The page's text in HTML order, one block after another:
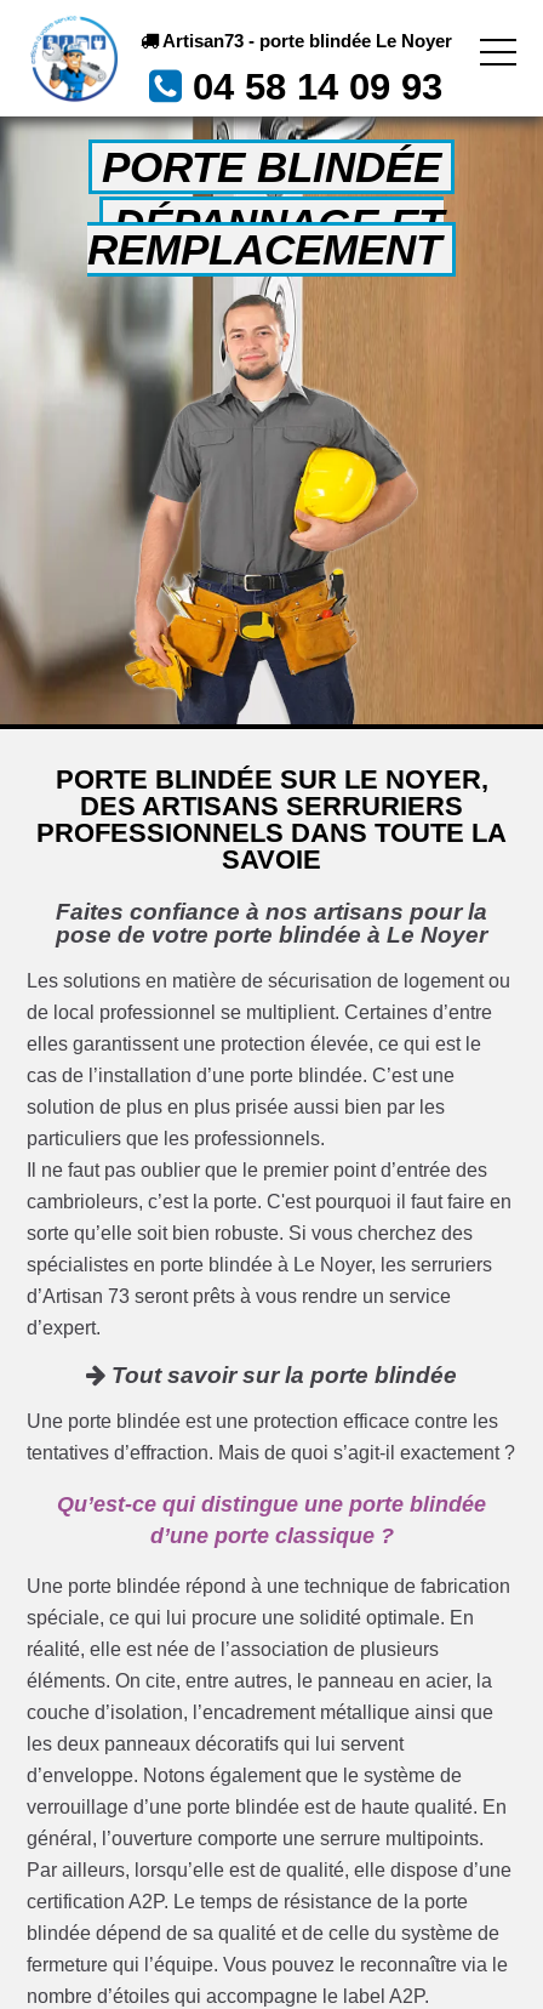
Artisan73 - porte blindée Le Noyer
04 58 14 09 93
PORTE BLINDÉE
DÉPANNAGE ET
REMPLACEMENT
PORTE BLINDÉE SUR LE NOYER,
DES ARTISANS SERRURIERS
PROFESSIONNELS DANS TOUTE LA
SAVOIE
Faites confiance à nos artisans pour la
pose de votre porte blindée à Le Noyer
Les solutions en matière de sécurisation de logement ou
de local professionnel se multiplient. Certaines d’entre
elles garantissent une protection élevée, ce qui est le
cas de l’installation d’une porte blindée. C’est une
solution de plus en plus prisée aussi bien par les
particuliers que les professionnels.
Il ne faut pas oublier que le premier point d’entrée des
cambrioleurs, c’est la porte. C'est pourquoi il faut faire en
sorte qu’elle soit bien robuste. Si vous cherchez des
spécialistes en porte blindée à Le Noyer, les serruriers
d’Artisan 73 seront prêts à vous rendre un service
d’expert.
Tout savoir sur la porte blindée
Une porte blindée est une protection efficace contre les
tentatives d’effraction. Mais de quoi s’agit-il exactement ?
Qu’est-ce qui distingue une porte blindée
d’une porte classique ?
Une porte blindée répond à une technique de fabrication
spéciale, ce qui lui procure une solidité optimale. En
réalité, elle est née de l’association de plusieurs
éléments. On cite, entre autres, le panneau en acier, la
couche d’isolation, l’encadrement métallique ainsi que
les deux panneaux décoratifs qui lui servent
d’enveloppe. Notons également que le système de
verrouillage d’une porte blindée est de haute qualité. En
général, l’ouverture comporte une serrure multipoints.
Par ailleurs, lorsqu’elle est de qualité, elle dispose d’une
certification A2P. Le temps de résistance de la porte
blindée dépend de sa qualité et de celle du système de
fermeture qui l’équipe. Vous pouvez le reconnaître via le
nombre d’étoiles qui accompagne le label A2P.